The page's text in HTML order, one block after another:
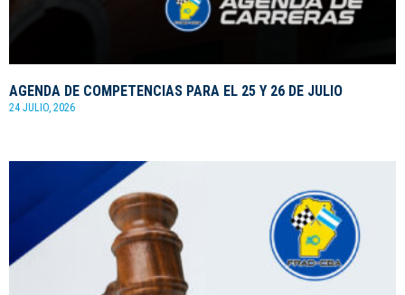
AGENDA DE COMPETENCIAS PARA EL 25 Y 26 DE JULIO
24 JULIO, 2026